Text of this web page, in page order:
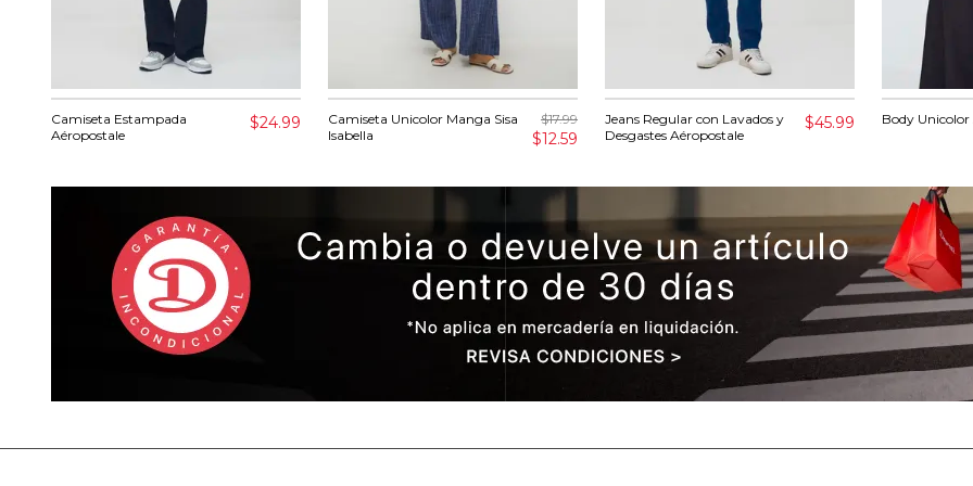
Camiseta Estampada
Aéropostale
$24.99
Camiseta Unicolor Manga Sisa
Isabella
$17.99
$12.59
Jeans Regular con Lavados y
Desgastes Aéropostale
$45.99 Body